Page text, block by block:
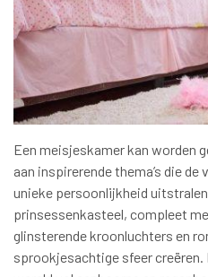
Een meisjeskamer kan worden
aan inspirerende thema’s die de
unieke persoonlijkheid
prinsessenkasteel, compleet
glinsterende kroonluchters en
sprookjesachtige sfeer creëren.